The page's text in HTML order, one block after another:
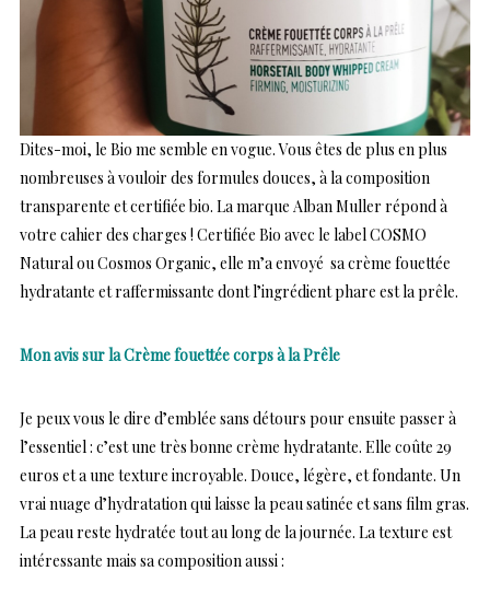
Dites-moi, le Bio me semble en vogue. Vous êtes de plus en plus
nombreuses à vouloir des formules douces, à la composition
transparente et certifiée bio. La marque Alban Muller répond à
votre cahier des charges ! Certifiée Bio avec le label COSMO
Natural ou Cosmos Organic, elle m’a envoyé sa crème fouettée
hydratante et raffermissante dont l’ingrédient phare est la prêle.
Mon avis sur la Crème fouettée corps à la Prêle
Je peux vous le dire d’emblée sans détours pour ensuite passer à
l’essentiel : c’est une très bonne crème hydratante. Elle coûte 29
euros et a une texture incroyable. Douce, légère, et fondante. Un
vrai nuage d’hydratation qui laisse la peau satinée et sans film gras.
La peau reste hydratée tout au long de la journée. La texture est
intéressante mais sa composition aussi :